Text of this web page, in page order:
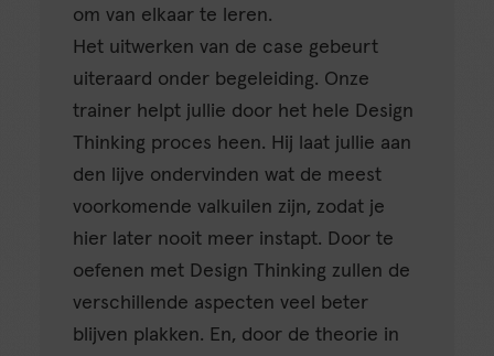
om van elkaar te leren.
Het uitwerken van de case gebeurt
uiteraard onder begeleiding. Onze
trainer helpt jullie door het hele Design
Thinking proces heen. Hij laat jullie aan
den lijve ondervinden wat de meest
voorkomende valkuilen zijn, zodat je
hier later nooit meer instapt. Door te
oefenen met Design Thinking zullen de
verschillende aspecten veel beter
blijven plakken. En, door de theorie in